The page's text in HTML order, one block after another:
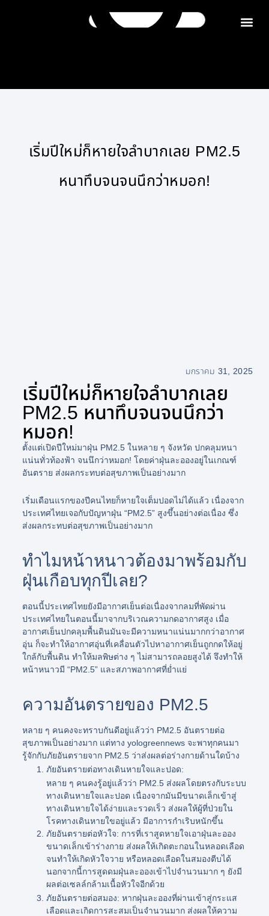
เริ่มปีใหม่ก็หายใจลำบากเลย PM2.5
หนาทึบจนจนนึกว่าหมอก!
มกราคม 31, 2025
เริ่มปีใหม่ก็หายใจลำบากเลย
PM2.5 หนาทึบจนจนนึกว่า
หมอก!
ตั้งแต่เปิดปีใหม่มาฝุ่น PM2.5 ในหลาย ๆ จังหวัด ปกคลุมหนา
แน่นทั่วท้องฟ้า จนนึกว่าหมอก! โดยค่าฝุ่นละอองอยู่ในเกณฑ์
อันตราย ส่งผลกระทบต่อสุขภาพเป็นอย่างมาก
เริ่มเดือนแรกของปีคนไทยก็หายใจเต็มปอดไม่ได้แล้ว เนื่องจาก
ประเทศไทยเจอกับปัญหาฝุ่น “PM2.5” สูงขึ้นอย่างต่อเนื่อง ซึ่ง
ส่งผลกระทบต่อสุขภาพเป็นอย่างมาก
ทำไมหน้าหนาวต้องมาพร้อมกับ
ฝุ่นเกือบทุกปีเลย?
ตอนนี้ประเทศไทยยังมีอากาศเย็นต่อเนื่องจากลมที่พัดผ่าน
ประเทศไทยในตอนนี้มาจากบริเวณความกดอากาศสูง เมื่อ
อากาศเย็นปกคลุมพื้นดินมันจะมีความหนาแน่นมากกว่าอากาศ
อุ่น ก็จะทำให้อากาศอุ่นที่เคลื่อนตัวไปหาอากาศเย็นถูกกดให้อยู่
ใกล้กับพื้นดิน ทำให้มลพิษต่าง ๆ ไม่สามารถลอยสูงได้ จึงทำให้
หน้าหนาวมี “PM2.5” และสภาพอากาศที่ย่ำแย่
ความอันตรายของ PM2.5
หลาย ๆ คนคงจะทราบกันดีอยู่แล้วว่า PM2.5 อันตรายต่อ
สุขภาพเป็นอย่างมาก แต่ทาง yologreennews จะพาทุกคนมา
รู้จักกับภัยอันตรายจาก PM2.5 ว่าส่งผลต่อร่างกายด้านใดบ้าง
ภัยอันตรายต่อทางเดินหายใจและปอด:
หลาย ๆ คนคงรู้อยู่แล้วว่า PM2.5 ส่งผลโดยตรงกับระบบ
ทางเดินหายใจและปอด เนื่องจากมันมีขนาดเล็กเข้าสู่
ทางเดินหายใจได้ง่ายและรวดเร็ว ส่งผลให้ผู้ที่ป่วยใน
โรคทางเดินหายใขอยู่แล้ว มีอาการกำเริบหนักขึ้น
ภัยอันตรายต่อหัวใจ: การที่เราสูดหายใจเอาฝุ่นละออง
ขนาดเล็กเข้าร่างกาย ส่งผลให้เกิดตะกอนในหลอดเลือด
จนทำให้เกิดหัวใจวาย หรือหลอดเลือดในสมองตีบได้
นอกจากนี้การสูดดมฝุ่นละอองเข้าไปจำนวนมาก ๆ ยังมี
ผลต่อเซลล์กล้ามเนื้อหัวใจอีกด้วย
ภัยอันตรายต่อสมอง: หากฝุ่นละอองที่ผ่านเข้าสู่กระแส
เลือดและเกิดการสะสมเป็นจำนวนมาก ส่งผลให้ความ